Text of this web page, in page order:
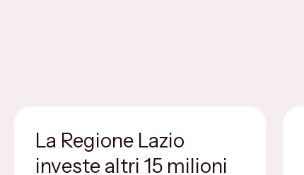
La Regione Lazio
investe altri 15 milioni